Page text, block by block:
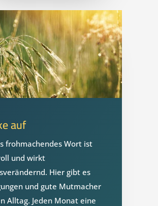
auf
frohmachendes Wort ist
und wirkt
Hier gibt es
und gute Mutmacher
Alltag. Jeden Monat eine